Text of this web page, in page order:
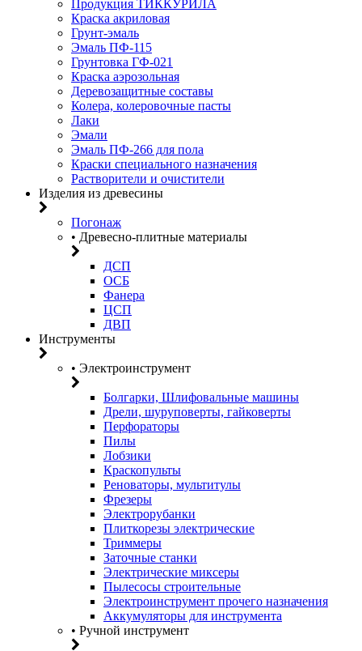
Продукция ТИККУРИЛА
Краска акриловая
Грунт-эмаль
Эмаль ПФ-115
Грунтовка ГФ-021
Краска аэрозольная
Деревозащитные составы
Колера, колеровочные пасты
Лаки
Эмали
Эмаль ПФ-266 для пола
Краски специального назначения
Растворители и очистители
Изделия из древесины
Погонаж
• Древесно-плитные материалы
ДСП
ОСБ
Фанера
ЦСП
ДВП
Инструменты
• Электроинструмент
Болгарки, Шлифовальные машины
Дрели, шуруповерты, гайковерты
Перфораторы
Пилы
Лобзики
Краскопульты
Реноваторы, мультитулы
Фрезеры
Электрорубанки
Плиткорезы электрические
Триммеры
Заточные станки
Электрические миксеры
Пылесосы строительные
Электроинструмент прочего назначения
Аккумуляторы для инструмента
• Ручной инструмент